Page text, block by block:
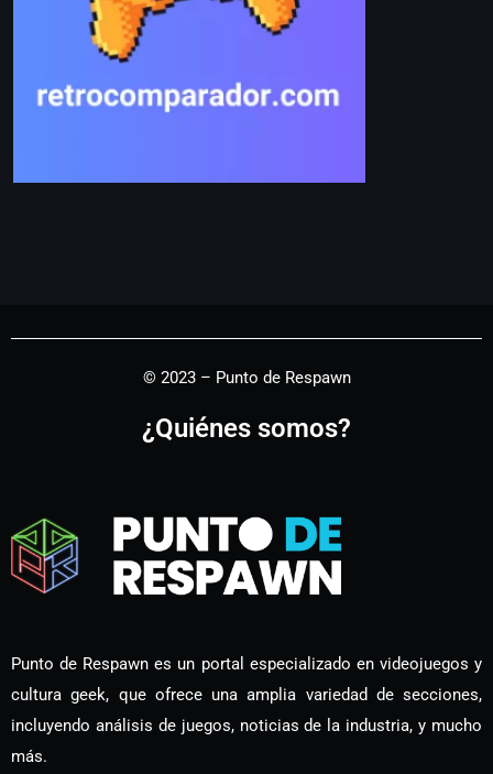
© 2023 – Punto de Respawn
¿Quiénes somos?
Punto de Respawn es un portal especializado en videojuegos y
cultura geek, que ofrece una amplia variedad de secciones,
incluyendo análisis de juegos, noticias de la industria, y mucho
más.